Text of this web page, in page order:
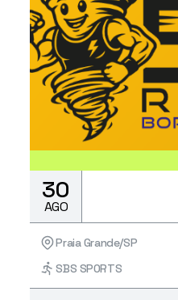
30
AGO
Praia Grande/SP
SBS SPORTS